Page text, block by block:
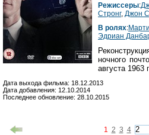
Режиссеры:
Стронг, Джон
В ролях:
Эдриан
ночного
августа 1963
Дата выхода фильма: 18.12.2013
Дата добавления: 12.10.2014
Последнее обновление: 28.10.2015
1 2 3 4